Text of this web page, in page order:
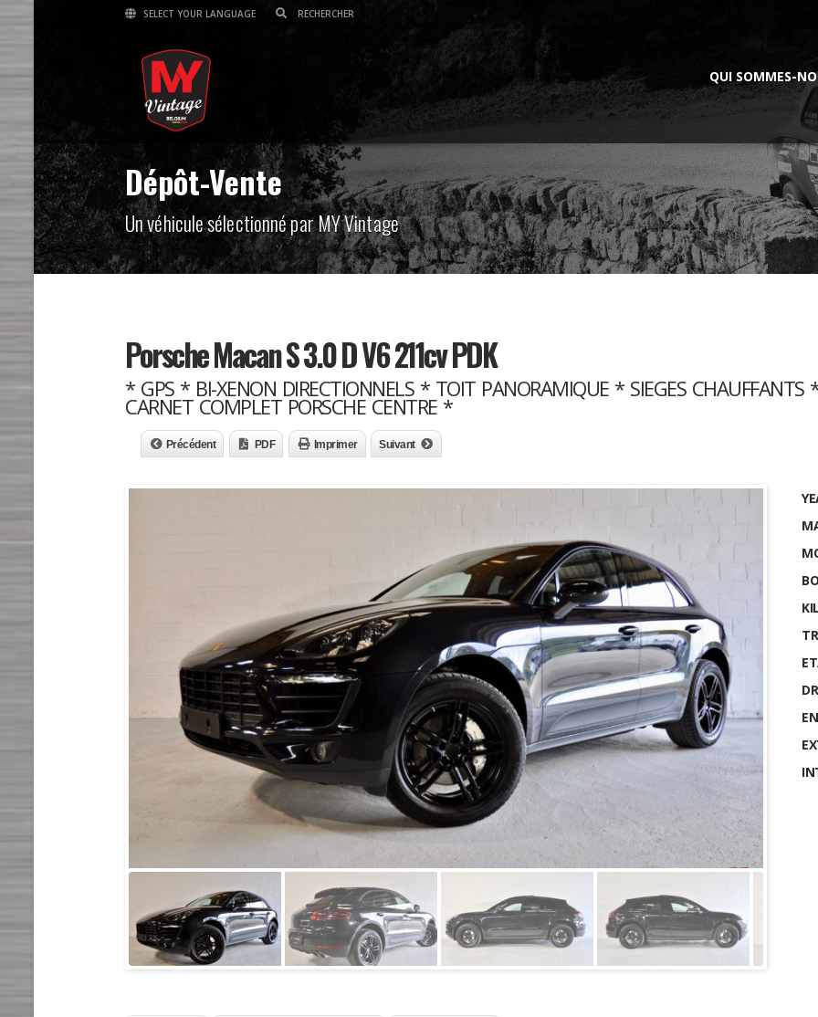
SELECT YOUR LANGUAGE
QUI SOMMES-
Dépôt-Vente
Un véhicule sélectionné par MY Vintage
Porsche Macan S 3.0 D V6 211cv PDK
* GPS * BI-XENON DIRECTIONNELS * TOIT PANORAMIQUE * SIEGES CHAUFFANTS
CARNET COMPLET PORSCHE CENTRE *
Précédent PDF Imprimer Suivant